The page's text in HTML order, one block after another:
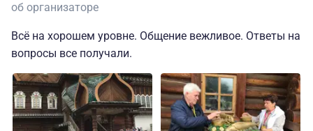
об организаторе
Всё на хорошем уровне. Общение вежливое. Ответы на
вопросы все получали.